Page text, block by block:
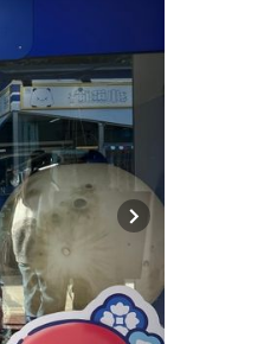
Next slide